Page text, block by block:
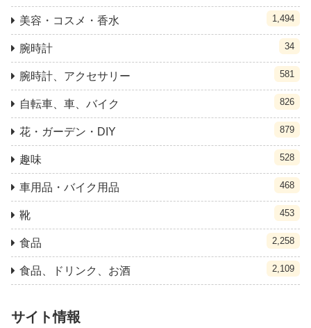
美容・コスメ・香水 1,494
腕時計 34
腕時計、アクセサリー 581
自転車、車、バイク 826
花・ガーデン・DIY 879
趣味 528
車用品・バイク用品 468
靴 453
食品 2,258
食品、ドリンク、お酒 2,109
サイト情報